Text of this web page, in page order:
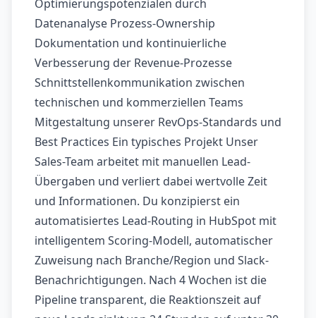
Optimierungspotenzialen durch
Datenanalyse Prozess-Ownership
Dokumentation und kontinuierliche
Verbesserung der Revenue-Prozesse
Schnittstellenkommunikation zwischen
technischen und kommerziellen Teams
Mitgestaltung unserer RevOps-Standards und
Best Practices Ein typisches Projekt Unser
Sales-Team arbeitet mit manuellen Lead-
Übergaben und verliert dabei wertvolle Zeit
und Informationen. Du konzipierst ein
automatisiertes Lead-Routing in HubSpot mit
intelligentem Scoring-Modell, automatischer
Zuweisung nach Branche/Region und Slack-
Benachrichtigungen. Nach 4 Wochen ist die
Pipeline transparent, die Reaktionszeit auf